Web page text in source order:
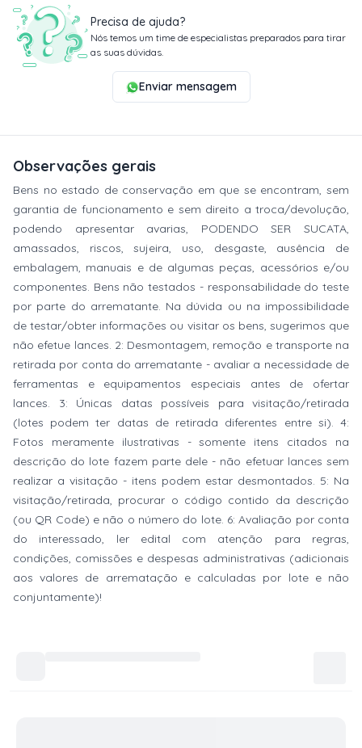
Precisa de ajuda?
Nós temos um time de especialistas preparados para tirar
as suas dúvidas.
Enviar mensagem
Observações gerais
Bens no estado de conservação em que se encontram, sem
garantia de funcionamento e sem direito a troca/devolução,
podendo apresentar avarias, PODENDO SER SUCATA,
amassados, riscos, sujeira, uso, desgaste, ausência de
embalagem, manuais e de algumas peças, acessórios e/ou
componentes. Bens não testados - responsabilidade do teste
por parte do arrematante. Na dúvida ou na impossibilidade
de testar/obter informações ou visitar os bens, sugerimos que
não efetue lances. 2: Desmontagem, remoção e transporte na
retirada por conta do arrematante - avaliar a necessidade de
ferramentas e equipamentos especiais antes de ofertar
lances. 3: Únicas datas possíveis para visitação/retirada
(lotes podem ter datas de retirada diferentes entre si). 4:
Fotos meramente ilustrativas - somente itens citados na
descrição do lote fazem parte dele - não efetuar lances sem
realizar a visitação - itens podem estar desmontados. 5: Na
visitação/retirada, procurar o código contido da descrição
(ou QR Code) e não o número do lote. 6: Avaliação por conta
do interessado, ler edital com atenção para regras,
condições, comissões e despesas administrativas (adicionais
aos valores de arrematação e calculadas por lote e não
conjuntamente)!